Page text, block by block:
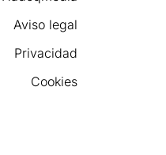
Aviso legal
Privacidad
Cookies